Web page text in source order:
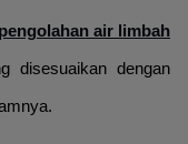
pengolahan air limbah
disesuaikan dengan